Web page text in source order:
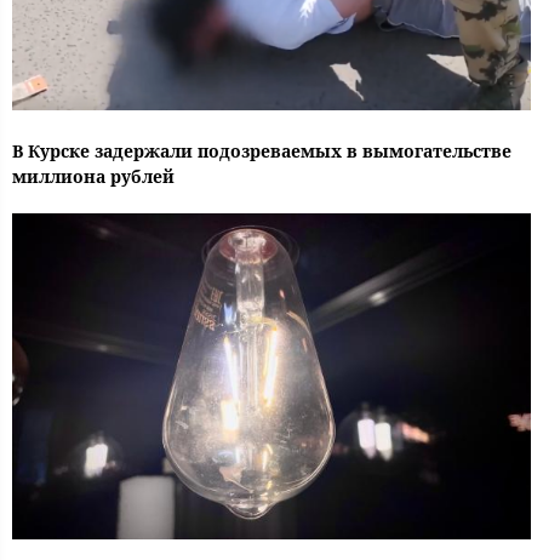
В Курске задержали подозреваемых в вымогательстве
миллиона рублей